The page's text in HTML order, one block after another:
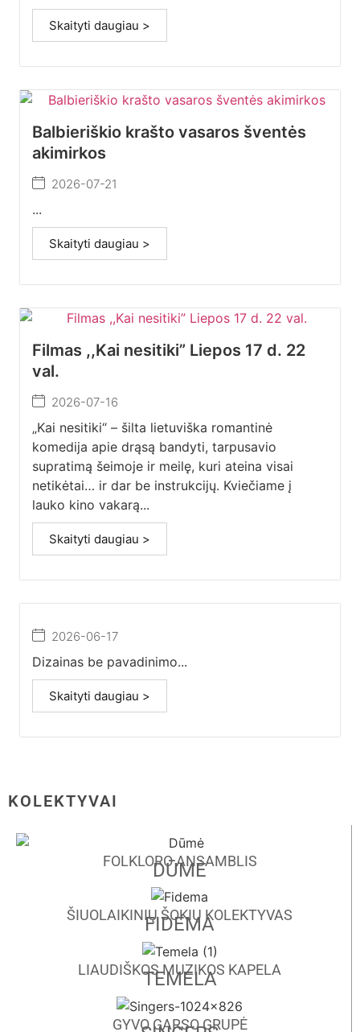
Skaityti daugiau >
Balbieriškio krašto vasaros šventės
akimirkos
2026-07-21
...
Skaityti daugiau >
Filmas ,,Kai nesitiki” Liepos 17 d. 22
val.
2026-07-16
„Kai nesitiki“ – šilta lietuviška romantinė
komedija apie drąsą bandyti, tarpusavio
supratimą šeimoje ir meilę, kuri ateina visai
netikėtai… ir dar be instrukcijų. Kviečiame į
lauko kino vakarą...
Skaityti daugiau >
2026-06-17
Dizainas be pavadinimo...
Skaityti daugiau >
KOLEKTYVAI
FOLKLORO ANSAMBLIS
DŪMĖ
ŠIUOLAIKINIŲ ŠOKIŲ KOLEKTYVAS
FIDEMA
LIAUDIŠKOS MUZIKOS KAPELA
TEMELA
GYVO GARSO GRUPĖ